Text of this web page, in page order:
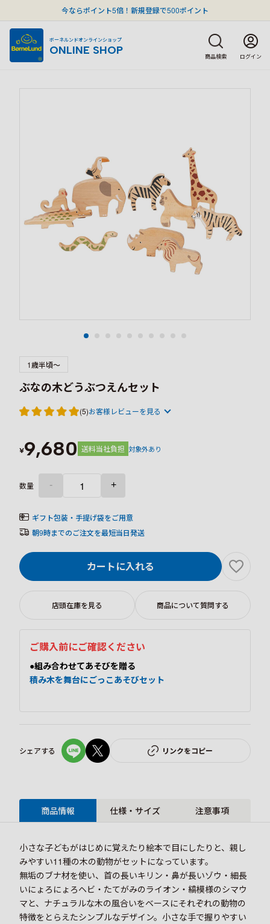
今ならポイント5倍！新規登録で500ポイント
ボーネルンドオンラインショップ
ONLINE SHOP 商品検索 ログイン
1歳半頃～
ぶなの木どうぶつえんセット
(5)お客様レビューを見る
¥9,680 送料当社負担 対象外あり
数量 - +
ギフト包装・手提げ袋をご用意
朝9時までのご注文を最短当日発送
カートに入れる
店頭在庫を見る 商品について質問する
ご購入前にご確認ください
●組み合わせてあそびを贈る
積み木を舞台にごっこあそびセット
シェアする リンクをコピー
商品情報 仕様・サイズ 注意事項
小さな子どもがはじめに覚えたり絵本で目にしたりと、親し
みやすい11種の木の動物がセットになっています。
無垢のブナ材を使い、首の長いキリン・鼻が長いゾウ・細長
いにょろにょろヘビ・たてがみのライオン・縞模様のシマウ
マと、ナチュラルな木の風合いをベースにそれぞれの動物の
特徴をとらえたシンプルなデザイン。小さな手で握りやすい